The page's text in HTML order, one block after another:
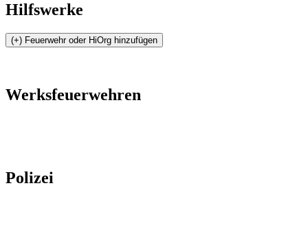
Hilfswerke
Werksfeuerwehren
Polizei